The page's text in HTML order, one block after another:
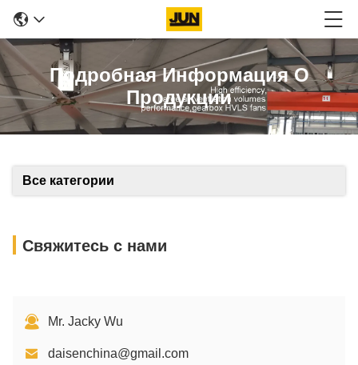
Подробная Информация О
Продукции
Все категории
Свяжитесь с нами
Mr. Jacky Wu
daisenchina@gmail.com